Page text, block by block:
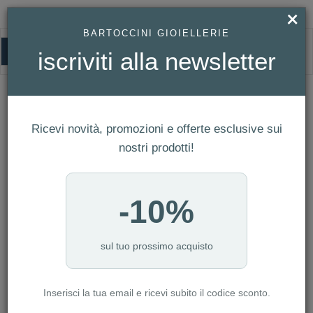
HOMEPAGE COLLANA IN ORO GIALLO SIMBOLO SOLE REF. 766453
Collana in Oro Giallo Simbolo Sole Ref.
766453
×
BARTOCCINI GIOIELLERIE
iscriviti alla newsletter
Ricevi novità, promozioni e offerte esclusive sui
nostri prodotti!
-10%
sul tuo prossimo acquisto
Inserisci la tua email e ricevi subito il codice sconto.